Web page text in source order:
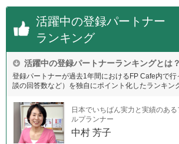
活躍中の登録パートナー
ランキング
活躍中の登録パートナーランキングとは？
登録パートナーが過去1年間におけるFP Cafe内で
談の回答数など）を独自にポイント化したランキン
日本でいちばん実力と実績のあ
ルプランナー
中村 芳子